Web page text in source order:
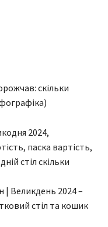
скільки
| Великдень 2024 –
стіл та кошик